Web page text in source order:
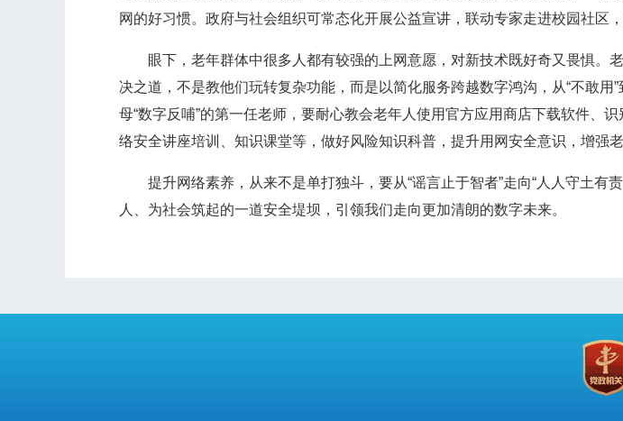
网的好习惯。政府与社会组织可常态化开展公益宣讲，联动专家走进校园社区
眼下，老年群体中很多人都有较强的上网意愿，对新技术既好奇又畏惧。
决之道，不是教他们玩转复杂功能，而是以简化服务跨越数字鸿沟，从“不敢
母“数字反哺”的第一任老师，要耐心教会老年人使用官方应用商店下载软件、
络安全讲座培训、知识课堂等，做好风险知识科普，提升用网安全意识，增强
提升网络素养，从来不是单打独斗，要从“谣言止于智者”走向“人人守土有
人、为社会筑起的一道安全堤坝，引领我们走向更加清朗的数字未来。